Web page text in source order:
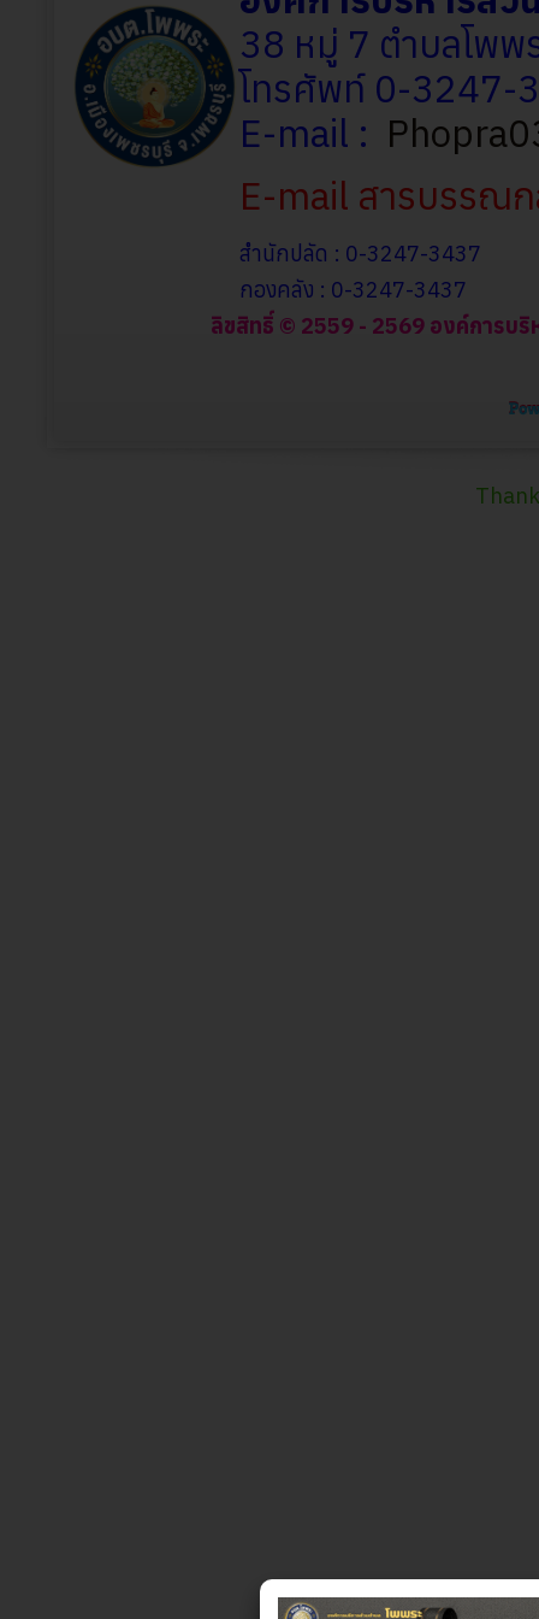
38 หมู่ 7 ตำบลโพพ
โทรศัพท์ 0-3247-
E-mail :
E-mail สารบรรณ
สำนักปลัด : 0-3247-3437
กองคลัง : 0-3247-3437
ลิขสิทธิ์ © 2559 - 2569 องค์การบ